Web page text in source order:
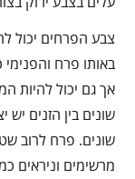
צבע הפרחים יכול
באותו פרח
אך גם יכול להיות
שונים בין הזנים יש
שונים. פרח לרוב
מרשימים וניראים